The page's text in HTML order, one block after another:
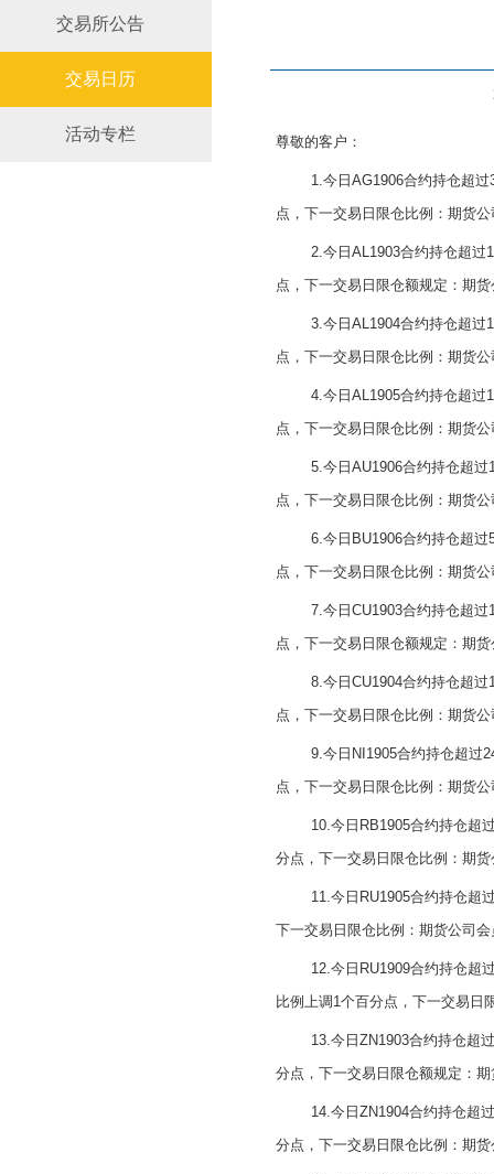
交易所公告
交易日历
活动专栏 尊敬的客户：
1.今日AG1906合约持仓超
点，下一交易日限仓比例：期货
2.今日AL1903合约持仓超过
点，下一交易日限仓额规定：期
3.今日AL1904合约持仓超过
点，下一交易日限仓比例：期货
4.今日AL1905合约持仓超过
点，下一交易日限仓比例：期货
5.今日AU1906合约持仓超
点，下一交易日限仓比例：期货
6.今日BU1906合约持仓超
点，下一交易日限仓比例：期货
7.今日CU1903合约持仓超
点，下一交易日限仓额规定：期
8.今日CU1904合约持仓超
点，下一交易日限仓比例：期货
9.今日NI1905合约持仓超过
点，下一交易日限仓比例：期货
10.今日RB1905合约持仓超
分点，下一交易日限仓比例：期
11.今日RU1905合约持仓超
下一交易日限仓比例：期货公司
12.今日RU1909合约持仓超
比例上调1个百分点，下一交易
13.今日ZN1903合约持仓超
分点，下一交易日限仓额规定：
14.今日ZN1904合约持仓超
分点，下一交易日限仓比例：期